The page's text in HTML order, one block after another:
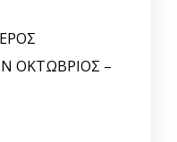
ΟΚΤΩΒΡΙΟΣ –